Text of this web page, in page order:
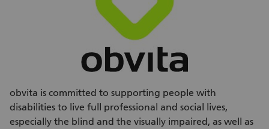
obvita is committed to supporting people with
disabilities to live full professional and social lives,
especially the blind and the visually impaired, as well as